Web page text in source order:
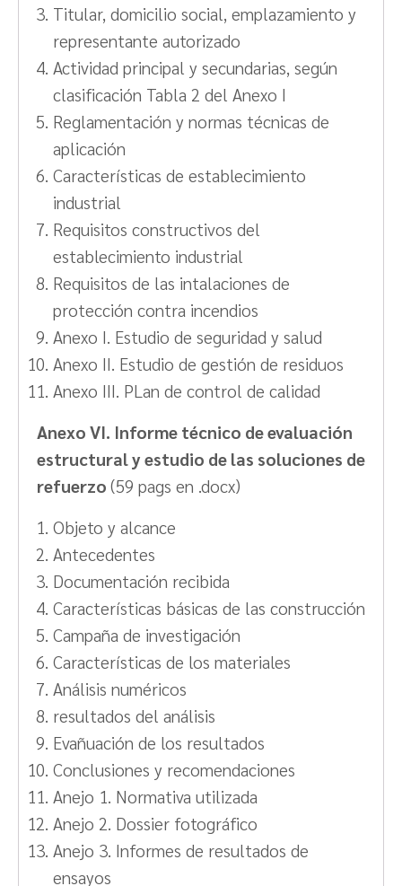
Titular, domicilio social, emplazamiento y
representante autorizado
Actividad principal y secundarias, según
clasificación Tabla 2 del Anexo I
Reglamentación y normas técnicas de
aplicación
Características de establecimiento
industrial
Requisitos constructivos del
establecimiento industrial
Requisitos de las intalaciones de
protección contra incendios
Anexo I. Estudio de seguridad y salud
Anexo II. Estudio de gestión de residuos
Anexo III. PLan de control de calidad
Anexo VI. Informe técnico de evaluación
estructural y estudio de las soluciones de
refuerzo (59 pags en .docx)
Objeto y alcance
Antecedentes
Documentación recibida
Características básicas de las construcción
Campaña de investigación
Características de los materiales
Análisis numéricos
resultados del análisis
Evañuación de los resultados
Conclusiones y recomendaciones
Anejo 1. Normativa utilizada
Anejo 2. Dossier fotográfico
Anejo 3. Informes de resultados de
ensayos